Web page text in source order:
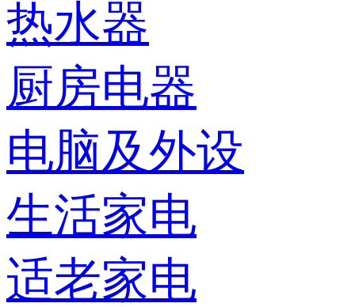
热水器
厨房电器
电脑及外设
生活家电
适老家电